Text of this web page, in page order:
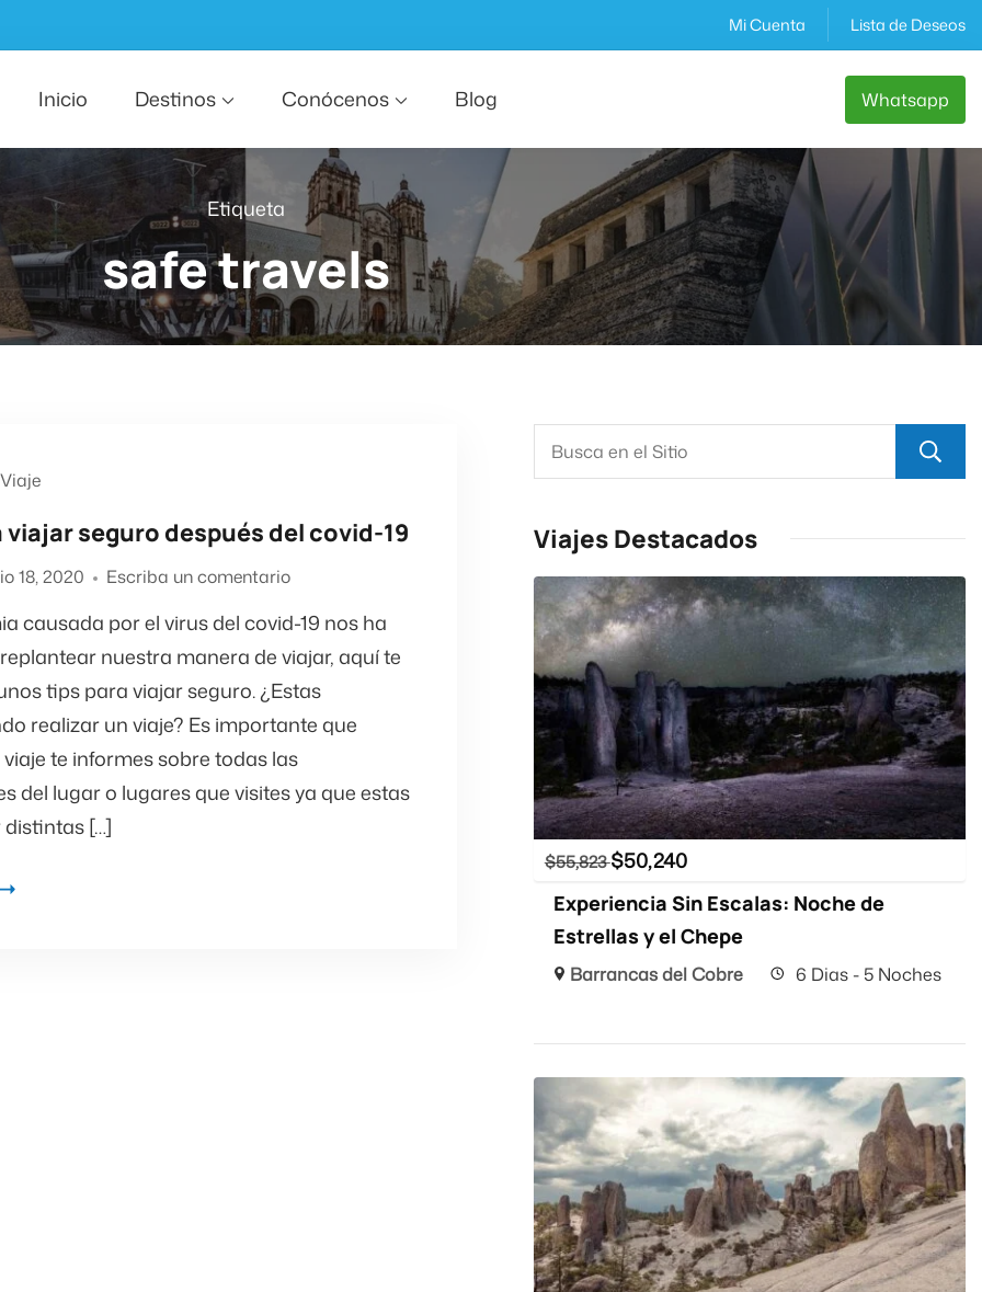
Mi Cuenta Lista de Deseos
Inicio Destinos Conócenos Blog Whatsapp
Etiqueta
safe travels
viajar seguro después del covid-19
18, 2020 Escriba un comentario
causada por el virus del covid-19 nos ha
nuestra manera de viajar, aquí te
tips para viajar seguro. ¿Estas
realizar un viaje? Es importante que
te informes sobre todas las
del lugar o lugares que visites ya que estas
distintas […]
Viajes Destacados
$55,823$50,240
Experiencia Sin Escalas: Noche de
Estrellas y el Chepe
Barrancas del Cobre 6 Dias - 5 Noches